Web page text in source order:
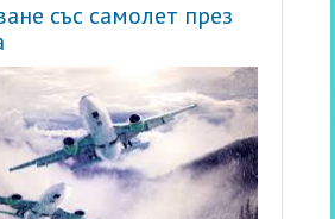
със самолет през